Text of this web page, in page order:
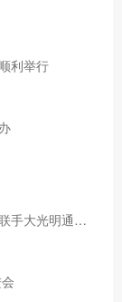
利举行
浙江经济职业技术学院物联网国家创新团队联手大光明通信培养高素质技术技能人才